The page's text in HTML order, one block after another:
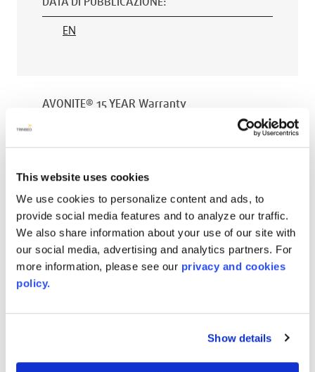
This website uses cookies
We use cookies to personalize content and ads, to
provide social media features and to analyze our traffic.
We also share information about your use of our site with
our social media, advertising and analytics partners. For
more information, please see our privacy and cookies
policy.
Show details
EN
AVONITE® 15 YEAR Warranty
DATA DI PUBBLICAZIONE:
EN
AVONITE® 10 YEAR ADVANC3
Warranty
PT #
DATA DI PUBBLICAZIONE: